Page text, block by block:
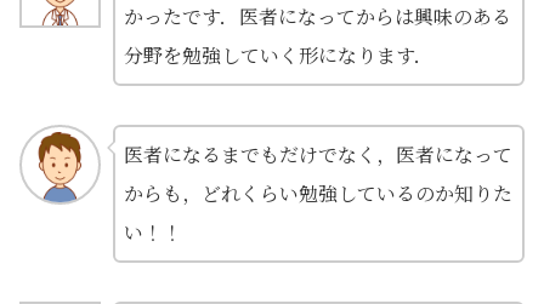
かったです．医者になってからは興味のある
分野を勉強していく形になります．
医者になるまでもだけでなく，医者になって
からも，どれくらい勉強しているのか知りた
い！！